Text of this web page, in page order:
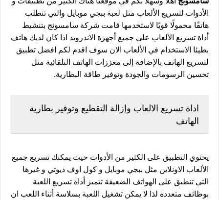
الأدوات لتسريع الألعاب مثل لعبة ببجي موبايل والتي تتطلب
هاتفًا محمولًا قويًا لاستخدمها قامت شركة سامسونج بتنشيط
أداة تسريع الألعاب على جميع أجهزة الاندرويد اذا كان لديك هاتف
بطيئا الاستخدام في الألعاب الان سوف اقدم لكم افضل تطبيق
لتسريع الهاتف بالإضافة إلى معززات الهاتف التلقائية مثل
تحسين الرسومات والجودة وتوفير طاقة البطارية.
اداة تسريع الالعاب وإزالة التقطيع وتوفير بطارية
الهاتف
يحتوي التطبيق على الكثير من الأدوات حيث يمكنك تسريع جميع
الألعاب الاونلاين مثل ببجي موبايل و كول اوف ديوتي و غيرها
التي تنطبق على الهواتف الضعيفة تتميز أداة تسريع اللعبة
بوظائف متعددة لذا لا يمكن تشغيل اللعبة بسلاسة أثناء اللعب ان